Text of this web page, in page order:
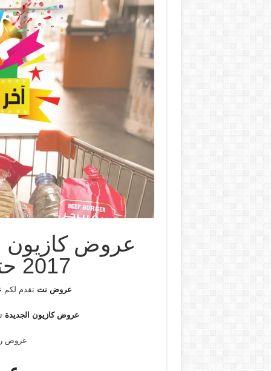
2017 حتى 9 يناير 2018
عروض نت تقدم لكم
عروض كازيون الجديدة
عروض